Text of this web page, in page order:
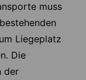
muss
Liegeplatz
Die
der